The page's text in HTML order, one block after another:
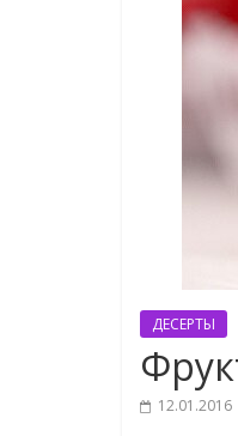
ДЕСЕРТЫ
12.01.2016